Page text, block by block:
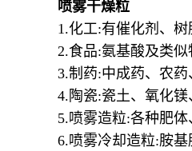
喷雾干燥粒
1.化工:有催化剂、
2.食品:氨基酸及类
3.制药:中成药、农药
4.陶瓷:瓷土、氧化
5.喷雾造粒:各种肥体
6.喷雾冷却造粒:胺基